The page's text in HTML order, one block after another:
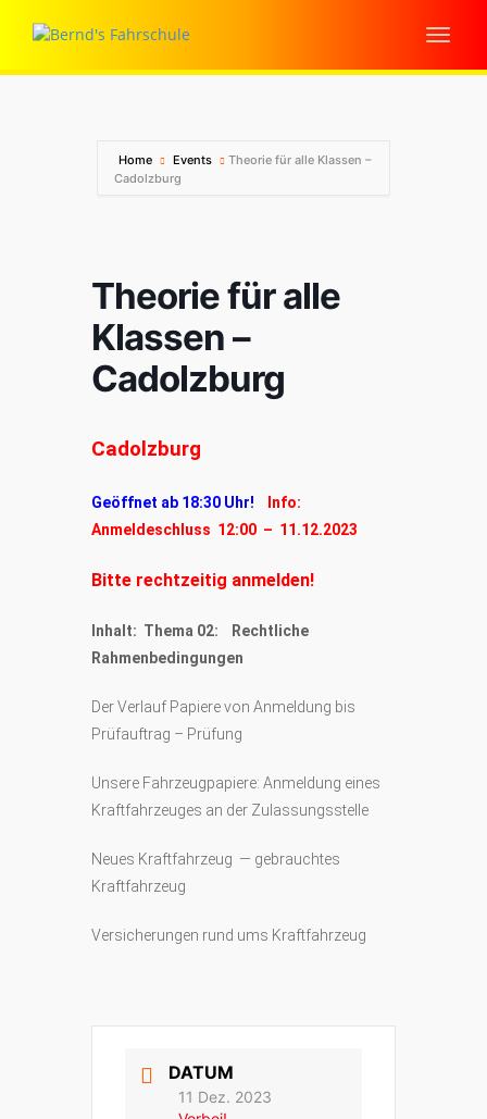
Home Events
Theorie für alle Klassen –
Cadolzburg
Theorie für alle
Klassen –
Cadolzburg
Cadolzburg
Geöffnet ab 18:30 Uhr!
Info:
Anmeldeschluss 12:00 – 11.12.2023
Bitte rechtzeitig anmelden!
Inhalt: Thema 02: Rechtliche
Rahmenbedingungen
Der Verlauf Papiere von Anmeldung bis
Prüfauftrag – Prüfung
Unsere Fahrzeugpapiere: Anmeldung eines
Kraftfahrzeuges an der Zulassungsstelle
Neues Kraftfahrzeug — gebrauchtes
Kraftfahrzeug
Versicherungen rund ums Kraftfahrzeug
DATUM
11 Dez. 2023